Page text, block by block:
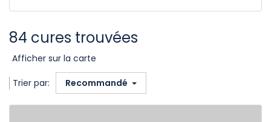
84 cures trouvées
Afficher sur la carte
Trier par: Recommandé